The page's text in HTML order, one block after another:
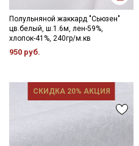
Полульняной жаккард "Сьюзен"
цв.белый, ш.1.6м, лен-59%,
хлопок-41%, 240гр/м.кв
950 руб.
СКИДКА 20% АКЦИЯ